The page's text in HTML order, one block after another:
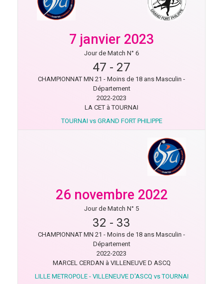
7 janvier 2023
Jour de Match N° 6
47 - 27
CHAMPIONNAT MN 21 - Moins de 18 ans Masculin -
Département
2022-2023
LA CET à TOURNAI
TOURNAI vs GRAND FORT PHILIPPE
26 novembre 2022
Jour de Match N° 5
32 - 33
CHAMPIONNAT MN 21 - Moins de 18 ans Masculin -
Département
2022-2023
MARCEL CERDAN à VILLENEUVE D ASCQ
LILLE METROPOLE - VILLENEUVE D'ASCQ vs TOURNAI